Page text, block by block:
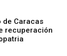
de Caracas
recuperación